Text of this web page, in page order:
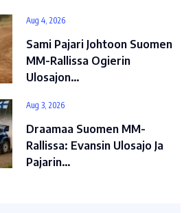
Aug 4, 2026
Sami Pajari Johtoon Suomen
MM-Rallissa Ogierin
Ulosajon…
Aug 3, 2026
Draamaa Suomen MM-
Rallissa: Evansin Ulosajo Ja
Pajarin…